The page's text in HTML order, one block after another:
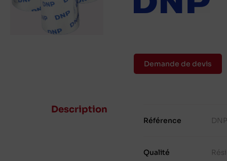
Demande de devis
Description
Référence
Qualité